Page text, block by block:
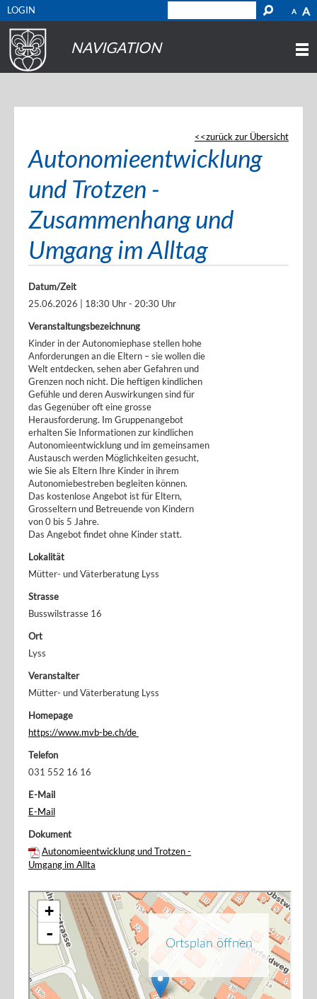
A A
LOGIN
NAVIGATION
zurück zur Übersicht
Autonomieentwicklung
und Trotzen -
Zusammenhang und
Umgang im Alltag
Datum/Zeit
25.06.2026 | 18:30 Uhr - 20:30 Uhr
Veranstaltungsbezeichnung
Kinder in der Autonomiephase stellen hohe
Anforderungen an die Eltern – sie wollen die
Welt entdecken, sehen aber Gefahren und
Grenzen noch nicht. Die heftigen kindlichen
Gefühle und deren Auswirkungen sind für
das Gegenüber oft eine grosse
Herausforderung. Im Gruppenangebot
erhalten Sie Informationen zur kindlichen
Autonomieentwicklung und im gemeinsamen
Austausch werden Möglichkeiten gesucht,
wie Sie als Eltern Ihre Kinder in ihrem
Autonomiebestreben begleiten können.
Das kostenlose Angebot ist für Eltern,
Grosseltern und Betreuende von Kindern
von 0 bis 5 Jahre.
Das Angebot findet ohne Kinder statt.
Lokalität
Mütter- und Väterberatung Lyss
Strasse
Busswilstrasse 16
Ort
Lyss
Veranstalter
Mütter- und Väterberatung Lyss
Homepage
https://www.mvb-be.ch/de
Telefon
031 552 16 16
E-Mail
E-Mail
Dokument
Autonomieentwicklung und Trotzen -
Umgang im Allta